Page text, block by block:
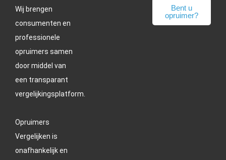
Wij brengen
consumenten en
professionele
opruimers samen
door middel van
een transparant
vergelijkingsplatform.
Opruimers
Vergelijken is
onafhankelijk en
Bent u
opruimer?